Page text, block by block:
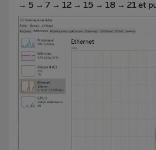
→ 5 → 7 → 12 → 15 → 18 → 21 et